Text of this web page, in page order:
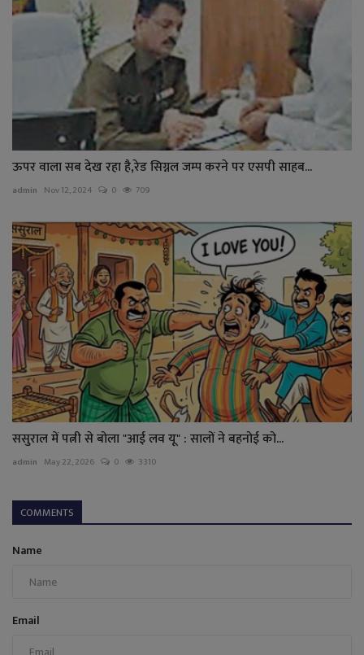
ऊपर वाला सब देख रहा है,रेड सिग्नल जम्प करने पर एसपी साहब...
admin Nov 12, 2024 0 709
ससुराल में पत्नी से बोला "आई लव यू" : सालों ने बहनोई को...
admin May 22, 2026 0 3310
COMMENTS
Name
Email